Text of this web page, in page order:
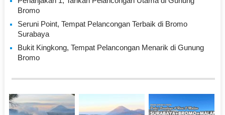
Bromo
Seruni Point, Tempat Pelancongan Terbaik di Bromo
Surabaya
Bukit Kingkong, Tempat Pelancongan Menarik di Gunung
Bromo